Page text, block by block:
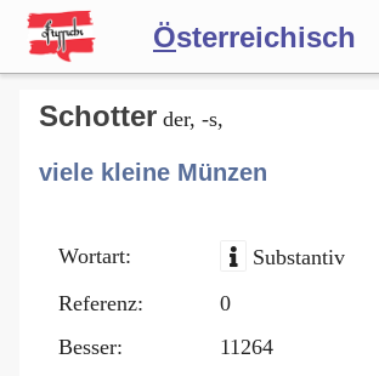
Österreichisch
Wörterbuch
Forum
Blog
Schotter der, -s,
viele kleine Münzen
Wortart:
Substantiv
Referenz:
0
Besser:
11264